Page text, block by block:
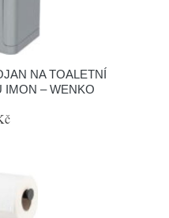
NA TOALETNÍ
IMON – WENKO